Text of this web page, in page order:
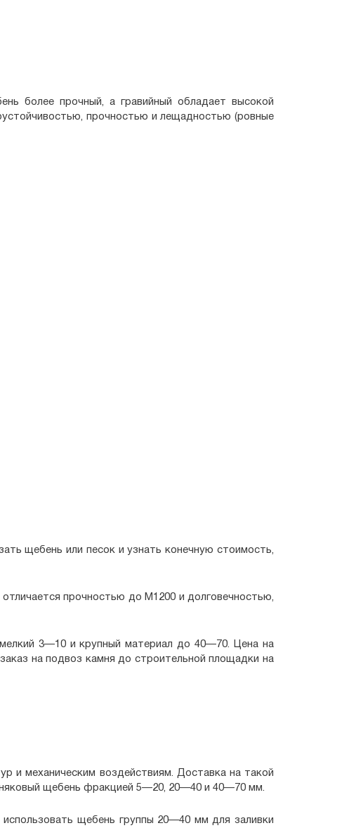
более прочный, а гравийный обладает высокой
прочностью и лещадностью (ровные
щебень или песок и узнать конечную стоимость,
прочностью до М1200 и долговечностью,
3—10 и крупный материал до 40—70. Цена на
на подвоз камня до строительной площадки на
и механическим воздействиям. Доставка на такой
щебень фракцией 5—20, 20—40 и 40—70 мм.
щебень группы 20—40 мм для заливки